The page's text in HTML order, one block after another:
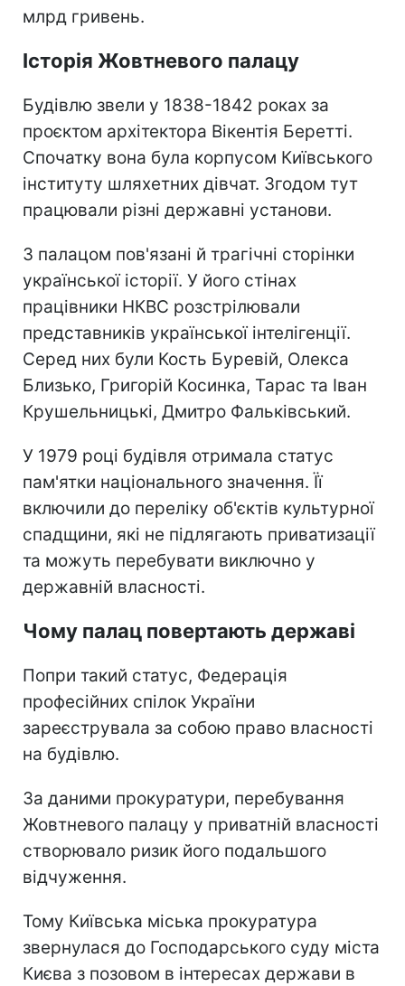
млрд гривень.
Історія Жовтневого палацу
Будівлю звели у 1838-1842 роках за
проєктом архітектора Вікентія Беретті.
Спочатку вона була корпусом Київського
інституту шляхетних дівчат. Згодом тут
працювали різні державні установи.
З палацом пов'язані й трагічні сторінки
української історії. У його стінах
працівники НКВС розстрілювали
представників української інтелігенції.
Серед них були Кость Буревій, Олекса
Близько, Григорій Косинка, Тарас та Іван
Крушельницькі, Дмитро Фальківський.
У 1979 році будівля отримала статус
пам'ятки національного значення. Її
включили до переліку об'єктів культурної
спадщини, які не підлягають приватизації
та можуть перебувати виключно у
державній власності.
Чому палац повертають державі
Попри такий статус, Федерація
професійних спілок України
зареєструвала за собою право власності
на будівлю.
За даними прокуратури, перебування
Жовтневого палацу у приватній власності
створювало ризик його подальшого
відчуження.
Тому Київська міська прокуратура
звернулася до Господарського суду міста
Києва з позовом в інтересах держави в